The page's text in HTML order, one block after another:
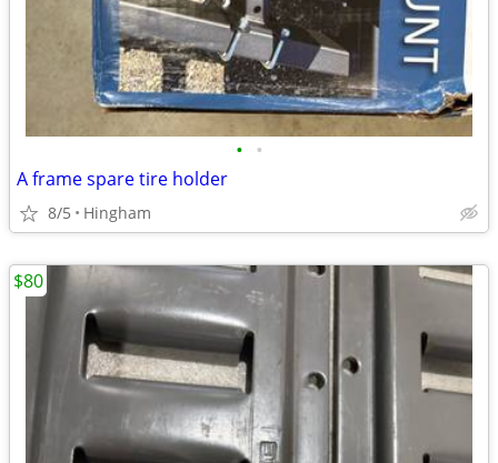
• •
A frame spare tire holder
8/5 Hingham
$80